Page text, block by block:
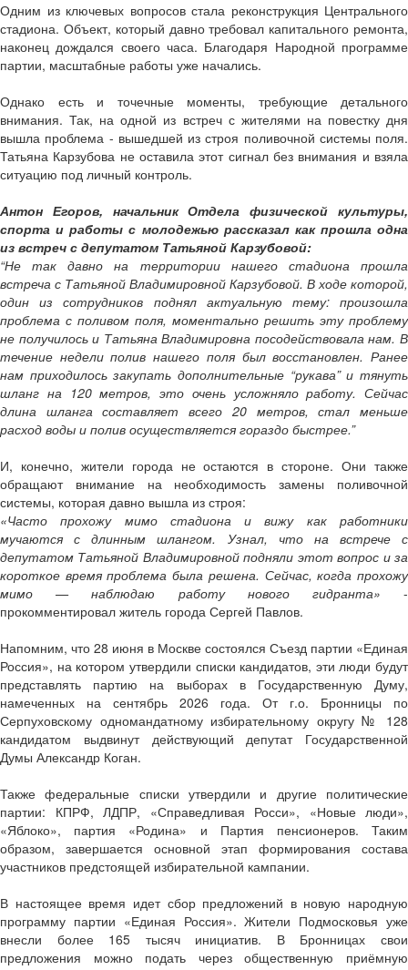
Одним из ключевых вопросов стала реконструкция Центрального
стадиона. Объект, который давно требовал капитального ремонта,
наконец дождался своего часа. Благодаря Народной программе
партии, масштабные работы уже начались.
Однако есть и точечные моменты, требующие детального
внимания. Так, на одной из встреч с жителями на повестку дня
вышла проблема - вышедшей из строя поливочной системы поля.
Татьяна Карзубова не оставила этот сигнал без внимания и взяла
ситуацию под личный контроль.
Антон Егоров, начальник Отдела физической культуры,
спорта и работы с молодежью рассказал как прошла одна
из встреч с депутатом Татьяной Карзубовой:
“Не так давно на территории нашего стадиона прошла
встреча с Татьяной Владимировной Карзубовой. В ходе которой,
один из сотрудников поднял актуальную тему: произошла
проблема с поливом поля, моментально решить эту проблему
не получилось и Татьяна Владимировна посодействовала нам. В
течение недели полив нашего поля был восстановлен. Ранее
нам приходилось закупать дополнительные “рукава” и тянуть
шланг на 120 метров, это очень усложняло работу. Сейчас
длина шланга составляет всего 20 метров, стал меньше
расход воды и полив осуществляется гораздо быстрее.”
И, конечно, жители города не остаются в стороне. Они также
обращают внимание на необходимость замены поливочной
системы, которая давно вышла из строя:
«Часто прохожу мимо стадиона и вижу как работники
мучаются с длинным шлангом. Узнал, что на встрече с
депутатом Татьяной Владимировной подняли этот вопрос и за
короткое время проблема была решена. Сейчас, когда прохожу
мимо — наблюдаю работу нового гидранта» -
прокомментировал житель города Сергей Павлов.
Напомним, что 28 июня в Москве состоялся Съезд партии «Единая
Россия», на котором утвердили списки кандидатов, эти люди будут
представлять партию на выборах в Государственную Думу,
намеченных на сентябрь 2026 года. От г.о. Бронницы по
Серпуховскому одномандатному избирательному округу № 128
кандидатом выдвинут действующий депутат Государственной
Думы Александр Коган.
Также федеральные списки утвердили и другие политические
партии: КПРФ, ЛДПР, «Справедливая Росси», «Новые люди»,
«Яблоко», партия «Родина» и Партия пенсионеров. Таким
образом, завершается основной этап формирования состава
участников предстоящей избирательной кампании.
В настоящее время идет сбор предложений в новую народную
программу партии «Единая Россия». Жители Подмосковья уже
внесли более 165 тысяч инициатив. В Бронницах свои
предложения можно подать через общественную приёмную